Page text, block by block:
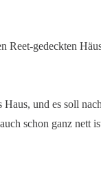
gedeckten
und es soll
schon ganz nett